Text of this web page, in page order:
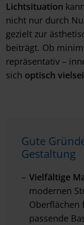
Lichtsituation
nicht nur durch
gezielt zur
beiträgt. Ob
repräsentativ –
sich optisch
Gute
Gestaltung
Vielfältige
modernen
Oberflächen
passende